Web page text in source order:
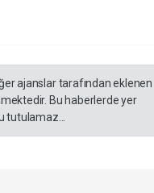
ajanslar tarafından eklenen
Bu haberlerde yer